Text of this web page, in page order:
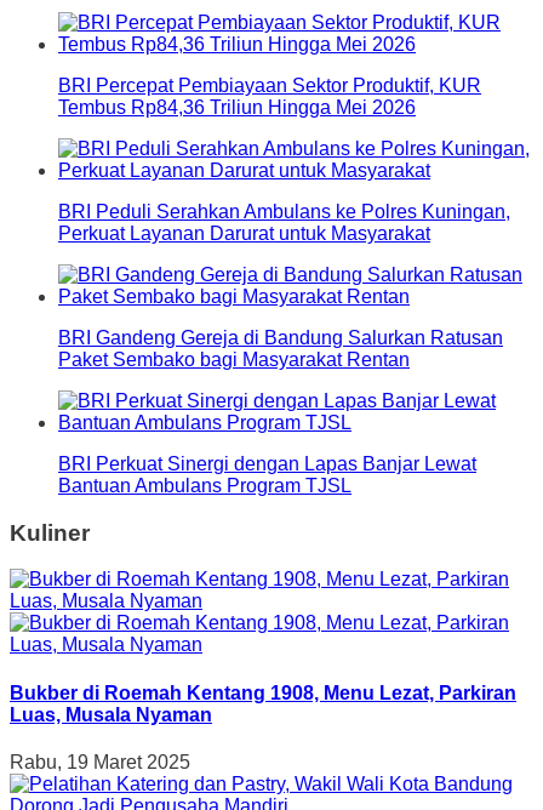
BRI Percepat Pembiayaan Sektor Produktif, KUR
Tembus Rp84,36 Triliun Hingga Mei 2026
BRI Peduli Serahkan Ambulans ke Polres Kuningan,
Perkuat Layanan Darurat untuk Masyarakat
BRI Gandeng Gereja di Bandung Salurkan Ratusan
Paket Sembako bagi Masyarakat Rentan
BRI Perkuat Sinergi dengan Lapas Banjar Lewat
Bantuan Ambulans Program TJSL
Kuliner
Bukber di Roemah Kentang 1908, Menu Lezat, Parkiran
Luas, Musala Nyaman
Rabu, 19 Maret 2025